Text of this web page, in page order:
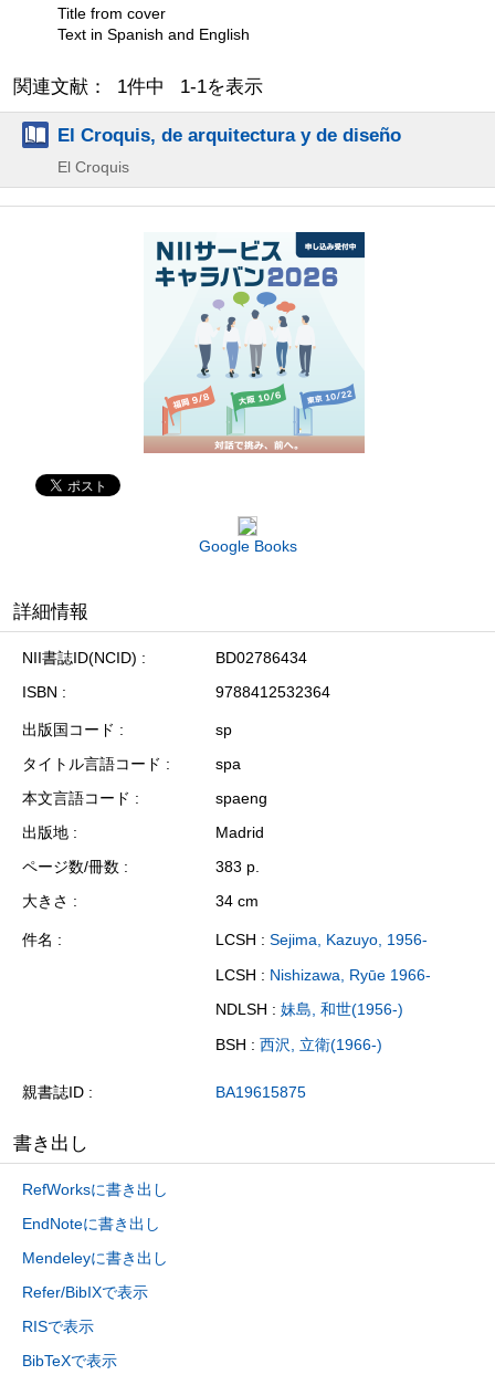
Title from cover
Text in Spanish and English
関連文献： 1件中 1-1を表示
El Croquis, de arquitectura y de diseño
El Croquis
Google Books
詳細情報
NII書誌ID(NCID)
BD02786434
ISBN
9788412532364
出版国コード
sp
タイトル言語コード
spa
本文言語コード
spaeng
出版地
Madrid
ページ数/冊数
383 p.
大きさ
34 cm
件名 LCSH : Sejima, Kazuyo, 1956-
LCSH : Nishizawa, Ryūe 1966-
NDLSH : 妹島, 和世(1956-)
BSH : 西沢, 立衛(1966-)
親書誌ID BA19615875
書き出し
RefWorksに書き出し
EndNoteに書き出し
Mendeleyに書き出し
Refer/BibIXで表示
RISで表示
BibTeXで表示